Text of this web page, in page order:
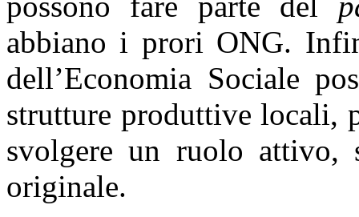
abbiano i prori ONG.
dell’Economia Sociale
strutture produttive locali,
svolgere un ruolo attivo,
originale.